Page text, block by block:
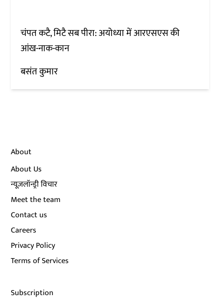
चंपत कटै, मिटै सब पीरा: अयोध्या में आरएसएस की
आंख-नाक-कान
बसंत कुमार
About
About Us
न्यूज़लॉन्ड्री विचार
Meet the team
Contact us
Careers
Privacy Policy
Terms of Services
Subscription